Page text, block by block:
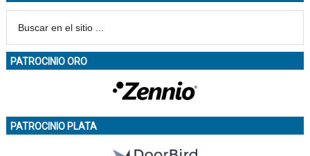
PATROCINIO ORO
PATROCINIO PLATA